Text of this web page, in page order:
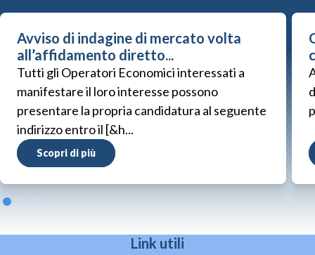
Avviso di indagine di mercato volta
all’affidamento diretto...
Tutti gli Operatori Economici interessati a
manifestare il loro interesse possono
presentare la propria candidatura al seguente
indirizzo entro il [&h...
Scopri di più
Link utili